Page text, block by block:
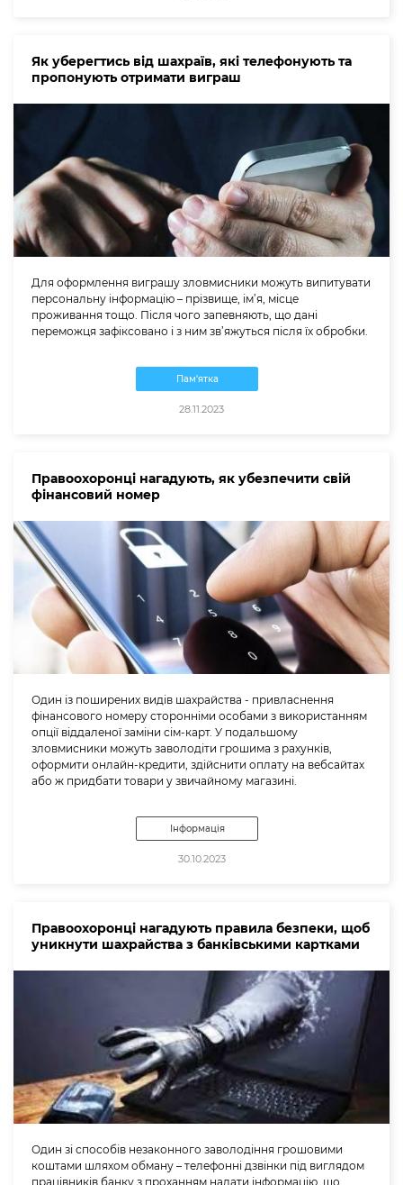
Як уберегтись від шахраїв, які телефонують та
пропонують отримати виграш
Для оформлення виграшу зловмисники можуть випитувати
персональну інформацію – прізвище, ім’я, місце
проживання тощо. Після чого запевняють, що дані
переможця зафіксовано і з ним зв’яжуться після їх обробки.
Пам'ятка
28.11.2023
Правоохоронці нагадують, як убезпечити свій
фінансовий номер
Один із поширених видів шахрайства - привласнення
фінансового номеру сторонніми особами з використанням
опції віддаленої заміни сім-карт. У подальшому
зловмисники можуть заволодіти грошима з рахунків,
оформити онлайн-кредити, здійснити оплату на вебсайтах
або ж придбати товари у звичайному магазині.
Інформація
30.10.2023
Правоохоронці нагадують правила безпеки, щоб
уникнути шахрайства з банківськими картками
Один зі способів незаконного заволодіння грошовими
коштами шляхом обману – телефонні дзвінки під виглядом
працівників банку з проханням надати інформацію, що